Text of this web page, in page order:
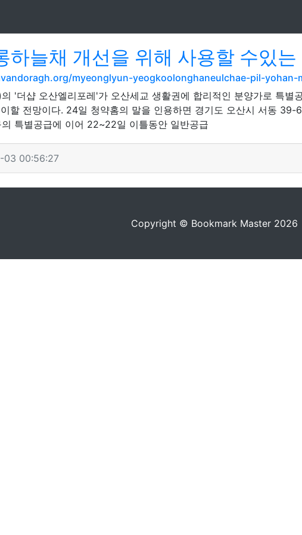
하늘채 개선을 위해 사용할 수있
myeonglyun-yeogkoolonghaneulchae-pil-
'더샵 오산엘리포레'가 오산세교 생활권에 합리적인 분양가로 특별
할 전망이다. 24일 청약홈의 말을 인용하면 경기도 오산시 서동
특별공급에 이어 22~22일 이틀동안 일반공급
03 00:56:27
Copyright © Bookmark Master 2026